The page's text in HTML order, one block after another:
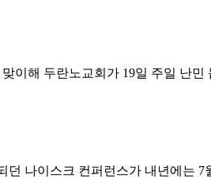
이해 두란노교회가 19일 주일 난
나이스크 컨퍼런스가 내년에는